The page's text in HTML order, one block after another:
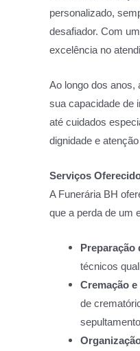
personalizado,
desafiador. Com
excelência no
Ao longo dos anos,
sua capacidade de
até cuidados
dignidade e
Serviços
A Funerária BH
que a perda de um
Preparação
técnicos
Cremação
de